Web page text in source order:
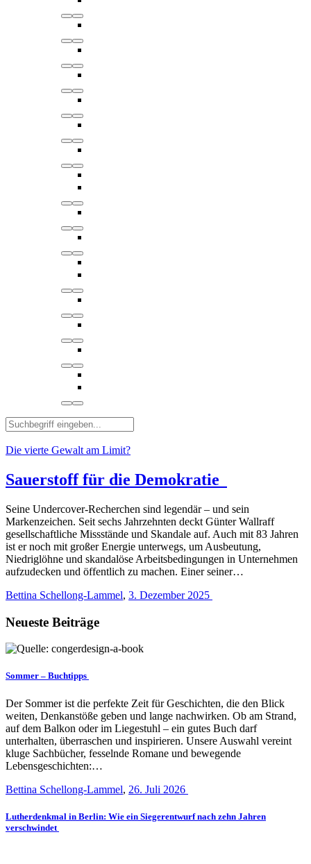
Die vierte Gewalt am Limit?
Sauerstoff für die Demokratie
Seine Undercover-Recherchen sind legendär – und sein
Markenzeichen. Seit sechs Jahrzehnten deckt Günter Wallraff
gesellschaftliche Missstände und Skandale auf. Auch mit 83 Jahren
ist er noch mit großer Energie unterwegs, um Ausbeutung,
Niedriglöhne und skandalöse Arbeitsbedingungen in Unternehmen
aufzudecken und öffentlich zu machen. Einer seiner…
Bettina Schellong-Lammel, 3. Dezember 2025
Neueste Beiträge
Sommer – Buchtipps
Der Sommer ist die perfekte Zeit für Geschichten, die den Blick
weiten, Denkanstöße geben und lange nachwirken. Ob am Strand,
auf dem Balkon oder im Liegestuhl – ein gutes Buch darf
unterhalten, überraschen und inspirieren. Unsere Auswahl vereint
kluge Sachbücher, fesselnde Romane und bewegende
Lebensgeschichten:…
Bettina Schellong-Lammel, 26. Juli 2026
Lutherdenkmal in Berlin: Wie ein Siegerentwurf nach zehn Jahren
verschwindet